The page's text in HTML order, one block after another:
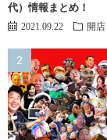
代）情報まとめ！
2021.09.22 開